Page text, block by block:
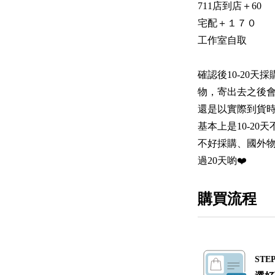
711店到店＋60
宅配＋１７０
工作室自取
確認後10-20天採
物，寄出去之後
還是以實際到貨
基本上是10-20天
不好採購、國外
過20天喲❤️
購買流程